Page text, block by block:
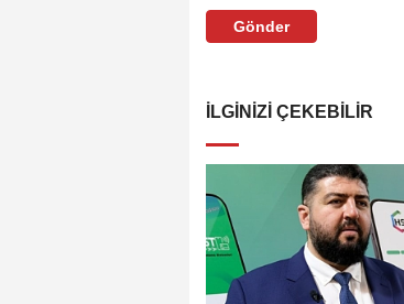
Gönder
İLGINIZI ÇEKEBILIR